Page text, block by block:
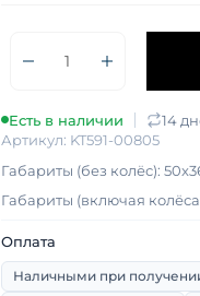
Есть в наличии
14
Артикул: KT591-00805
Габариты (без колёс):
Габариты (включая
Оплата
Наличными при